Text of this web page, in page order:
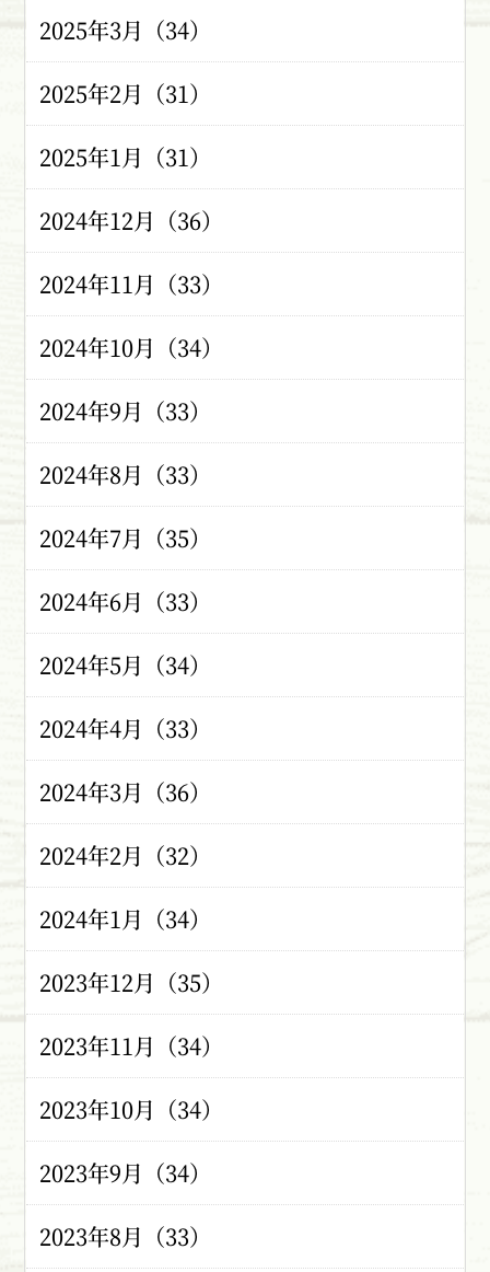
2025年3月（34）
2025年2月（31）
2025年1月（31）
2024年12月（36）
2024年11月（33）
2024年10月（34）
2024年9月（33）
2024年8月（33）
2024年7月（35）
2024年6月（33）
2024年5月（34）
2024年4月（33）
2024年3月（36）
2024年2月（32）
2024年1月（34）
2023年12月（35）
2023年11月（34）
2023年10月（34）
2023年9月（34）
2023年8月（33）